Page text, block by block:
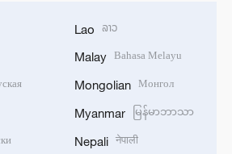
Lao ລາວ
Malay Bahasa Melayu
Mongolian Монгол
Myanmar မြန်မာဘာသာ
Nepali नेपाली